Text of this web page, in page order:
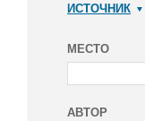
ИСТОЧНИК
МЕСТО
АВТОР